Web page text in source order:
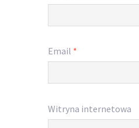
Email *
Witryna internetowa